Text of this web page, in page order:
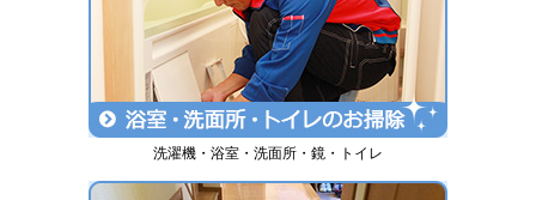
洗濯機・浴室・洗面所・鏡・トイレ